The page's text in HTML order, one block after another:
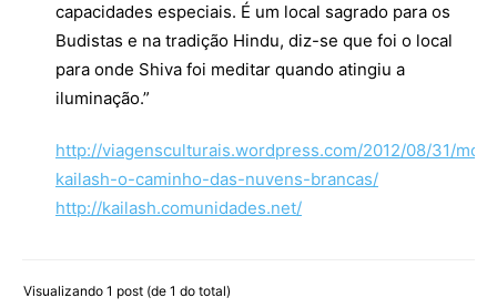
capacidades especiais. É um local sagrado para os
Budistas e na tradição Hindu, diz-se que foi o local
para onde Shiva foi meditar quando atingiu a
iluminação.”
http://viagensculturais.wordpress.com/2012/08/31/
kailash-o-caminho-das-nuvens-brancas/
http://kailash.comunidades.net/
Visualizando 1 post (de 1 do total)